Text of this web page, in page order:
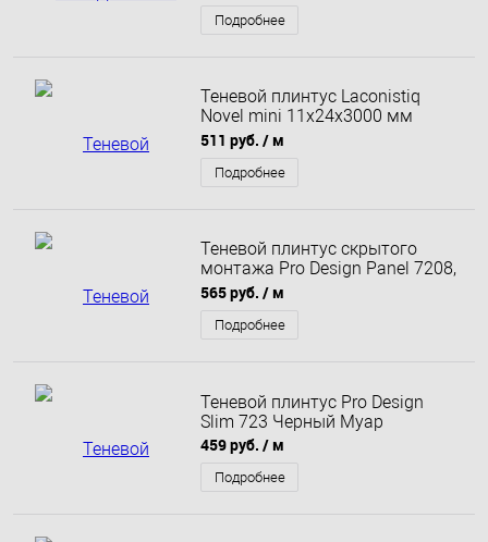
Подробнее
Теневой плинтус Laconistiq
Novel mini 11x24x3000 мм
белый матовый
511 руб. / м
Подробнее
Теневой плинтус скрытого
монтажа Pro Design Panel 7208,
2700 мм , анодированный
565 руб. / м
Подробнее
Теневой плинтус Pro Design
Slim 723 Черный Муар
459 руб. / м
Подробнее